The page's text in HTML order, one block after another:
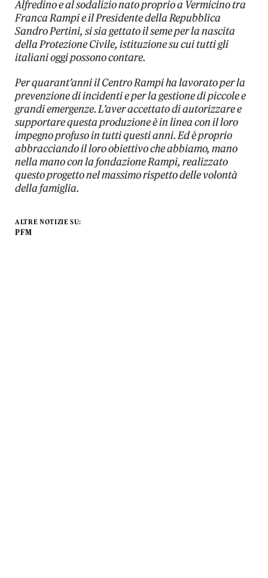
Alfredino e al sodalizio nato proprio a Vermicino tra
Franca Rampi e il Presidente della Repubblica
Sandro Pertini, si sia gettato il seme per la nascita
della Protezione Civile, istituzione su cui tutti gli
italiani oggi possono contare.
Per quarant’anni il Centro Rampi ha lavorato per la
prevenzione di incidenti e per la gestione di piccole e
grandi emergenze. L’aver accettato di autorizzare e
supportare questa produzione è in linea con il loro
impegno profuso in tutti questi anni. Ed è proprio
abbracciando il loro obiettivo che abbiamo, mano
nella mano con la fondazione Rampi, realizzato
questo progetto nel massimo rispetto delle volontà
della famiglia.
ALTRE NOTIZIE SU:
PFM